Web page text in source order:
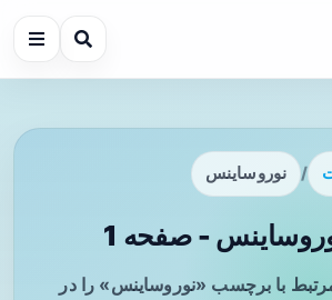
/ نوروساینس
- صفحه 1
با برچسب «نوروساینس» را در